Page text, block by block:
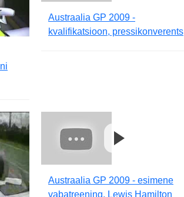
Austraalia GP 2009 -
kvalifikatsioon, pressikonverents
Austraalia GP 2009 - esimene
vabatreening, Lewis Hamilton